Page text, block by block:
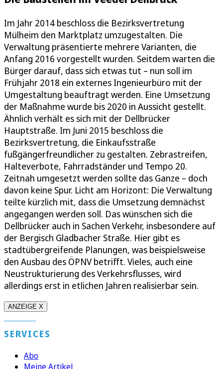
Im Jahr 2014 beschloss die Bezirksvertretung
Mülheim den Marktplatz umzugestalten. Die
Verwaltung präsentierte mehrere Varianten, die
Anfang 2016 vorgestellt wurden. Seitdem warten die
Bürger darauf, dass sich etwas tut – nun soll im
Frühjahr 2018 ein externes Ingenieurbüro mit der
Umgestaltung beauftragt werden. Eine Umsetzung
der Maßnahme wurde bis 2020 in Aussicht gestellt.
Ähnlich verhält es sich mit der Dellbrücker
Hauptstraße. Im Juni 2015 beschloss die
Bezirksvertretung, die Einkaufsstraße
fußgängerfreundlicher zu gestalten. Zebrastreifen,
Halteverbote, Fahrradständer und Tempo 20.
Zeitnah umgesetzt werden sollte das Ganze – doch
davon keine Spur. Licht am Horizont: Die Verwaltung
teilte kürzlich mit, dass die Umsetzung demnächst
angegangen werden soll. Das wünschen sich die
Dellbrücker auch in Sachen Verkehr, insbesondere auf
der Bergisch Gladbacher Straße. Hier gibt es
stadtübergreifende Planungen, was beispielsweise
den Ausbau des ÖPNV betrifft. Vieles, auch eine
Neustrukturierung des Verkehrsflusses, wird
allerdings erst in etlichen Jahren realisierbar sein.
ANZEIGE X
SERVICES
Abo
Meine Artikel